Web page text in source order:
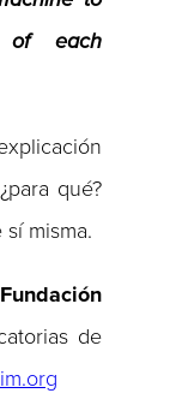
of each
qué?
misma.
Fundación
de